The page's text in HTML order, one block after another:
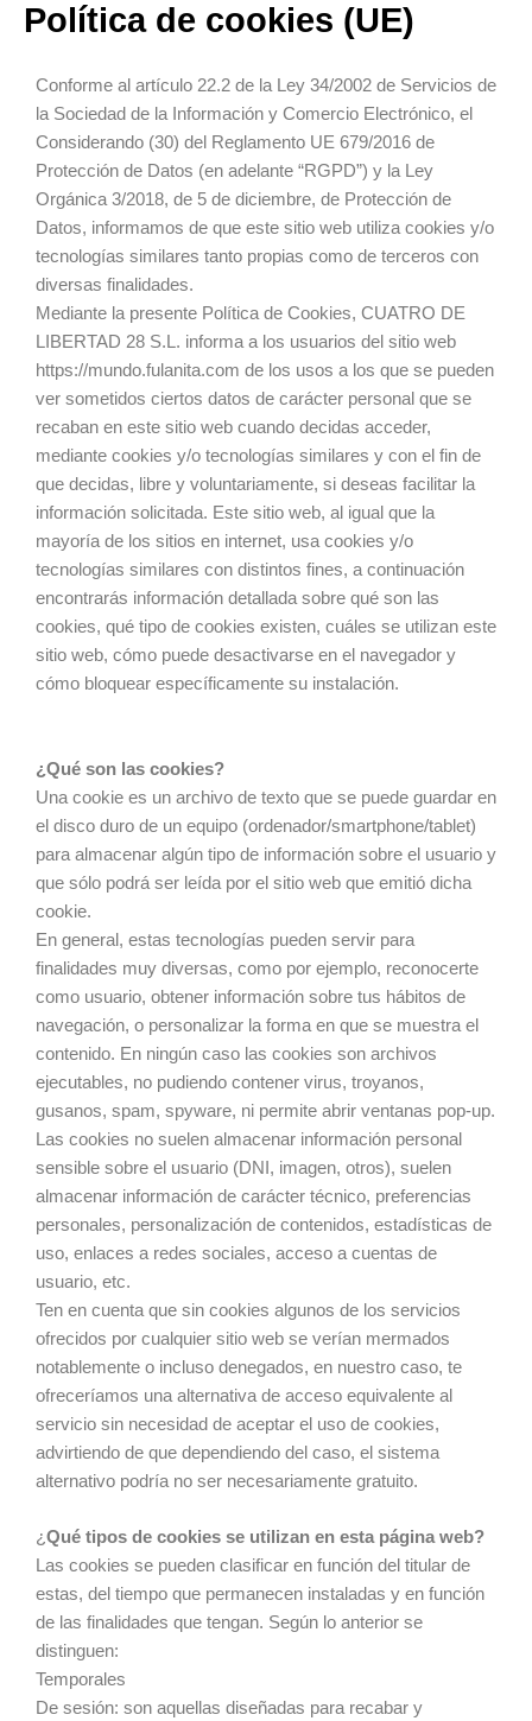
Política de cookies (UE)
Conforme al artículo 22.2 de la Ley 34/2002 de Servicios de
la Sociedad de la Información y Comercio Electrónico, el
Considerando (30) del Reglamento UE 679/2016 de
Protección de Datos (en adelante “RGPD”) y la Ley
Orgánica 3/2018, de 5 de diciembre, de Protección de
Datos, informamos de que este sitio web utiliza cookies y/o
tecnologías similares tanto propias como de terceros con
diversas finalidades.
Mediante la presente Política de Cookies, CUATRO DE
LIBERTAD 28 S.L. informa a los usuarios del sitio web
https://mundo.fulanita.com de los usos a los que se pueden
ver sometidos ciertos datos de carácter personal que se
recaban en este sitio web cuando decidas acceder,
mediante cookies y/o tecnologías similares y con el fin de
que decidas, libre y voluntariamente, si deseas facilitar la
información solicitada. Este sitio web, al igual que la
mayoría de los sitios en internet, usa cookies y/o
tecnologías similares con distintos fines, a continuación
encontrarás información detallada sobre qué son las
cookies, qué tipo de cookies existen, cuáles se utilizan este
sitio web, cómo puede desactivarse en el navegador y
cómo bloquear específicamente su instalación.
¿Qué son las cookies?
Una cookie es un archivo de texto que se puede guardar en
el disco duro de un equipo (ordenador/smartphone/tablet)
para almacenar algún tipo de información sobre el usuario y
que sólo podrá ser leída por el sitio web que emitió dicha
cookie.
En general, estas tecnologías pueden servir para
finalidades muy diversas, como por ejemplo, reconocerte
como usuario, obtener información sobre tus hábitos de
navegación, o personalizar la forma en que se muestra el
contenido. En ningún caso las cookies son archivos
ejecutables, no pudiendo contener virus, troyanos,
gusanos, spam, spyware, ni permite abrir ventanas pop-up.
Las cookies no suelen almacenar información personal
sensible sobre el usuario (DNI, imagen, otros), suelen
almacenar información de carácter técnico, preferencias
personales, personalización de contenidos, estadísticas de
uso, enlaces a redes sociales, acceso a cuentas de
usuario, etc.
Ten en cuenta que sin cookies algunos de los servicios
ofrecidos por cualquier sitio web se verían mermados
notablemente o incluso denegados, en nuestro caso, te
ofreceríamos una alternativa de acceso equivalente al
servicio sin necesidad de aceptar el uso de cookies,
advirtiendo de que dependiendo del caso, el sistema
alternativo podría no ser necesariamente gratuito.
¿Qué tipos de cookies se utilizan en esta página web?
Las cookies se pueden clasificar en función del titular de
estas, del tiempo que permanecen instaladas y en función
de las finalidades que tengan. Según lo anterior se
distinguen:
Temporales
De sesión: son aquellas diseñadas para recabar y
Consent
to
service
wordpress
Consent
to
service
elementor
Consent
to
service
google-
analytics
Consent
to
service
complianz
Consent
to
service
pixelyoursite
Consent
to
service
google-
fonts
Consent
to
service
varios